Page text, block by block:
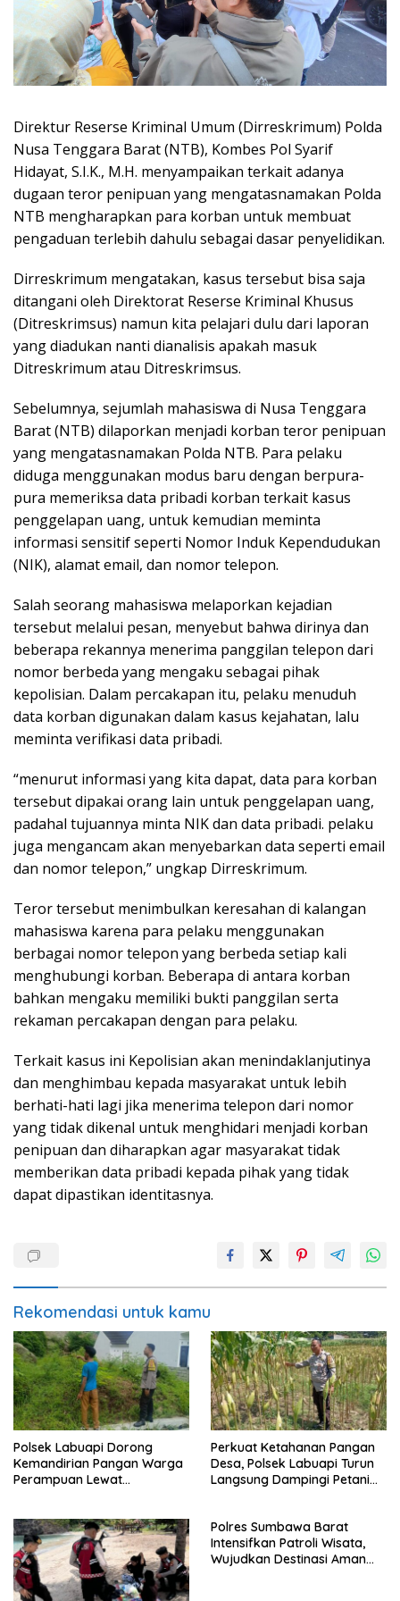
Direktur Reserse Kriminal Umum (Dirreskrimum) Polda
Nusa Tenggara Barat (NTB), Kombes Pol Syarif
Hidayat, S.I.K., M.H. menyampaikan terkait adanya
dugaan teror penipuan yang mengatasnamakan Polda
NTB mengharapkan para korban untuk membuat
pengaduan terlebih dahulu sebagai dasar penyelidikan.
Dirreskrimum mengatakan, kasus tersebut bisa saja
ditangani oleh Direktorat Reserse Kriminal Khusus
(Ditreskrimsus) namun kita pelajari dulu dari laporan
yang diadukan nanti dianalisis apakah masuk
Ditreskrimum atau Ditreskrimsus.
Sebelumnya, sejumlah mahasiswa di Nusa Tenggara
Barat (NTB) dilaporkan menjadi korban teror penipuan
yang mengatasnamakan Polda NTB. Para pelaku
diduga menggunakan modus baru dengan berpura-
pura memeriksa data pribadi korban terkait kasus
penggelapan uang, untuk kemudian meminta
informasi sensitif seperti Nomor Induk Kependudukan
(NIK), alamat email, dan nomor telepon.
Salah seorang mahasiswa melaporkan kejadian
tersebut melalui pesan, menyebut bahwa dirinya dan
beberapa rekannya menerima panggilan telepon dari
nomor berbeda yang mengaku sebagai pihak
kepolisian. Dalam percakapan itu, pelaku menuduh
data korban digunakan dalam kasus kejahatan, lalu
meminta verifikasi data pribadi.
“menurut informasi yang kita dapat, data para korban
tersebut dipakai orang lain untuk penggelapan uang,
padahal tujuannya minta NIK dan data pribadi. pelaku
juga mengancam akan menyebarkan data seperti email
dan nomor telepon,” ungkap Dirreskrimum.
Teror tersebut menimbulkan keresahan di kalangan
mahasiswa karena para pelaku menggunakan
berbagai nomor telepon yang berbeda setiap kali
menghubungi korban. Beberapa di antara korban
bahkan mengaku memiliki bukti panggilan serta
rekaman percakapan dengan para pelaku.
Terkait kasus ini Kepolisian akan menindaklanjutinya
dan menghimbau kepada masyarakat untuk lebih
berhati-hati lagi jika menerima telepon dari nomor
yang tidak dikenal untuk menghidari menjadi korban
penipuan dan diharapkan agar masyarakat tidak
memberikan data pribadi kepada pihak yang tidak
dapat dipastikan identitasnya.
Rekomendasi untuk kamu
Polsek Labuapi Dorong
Kemandirian Pangan Warga
Perampuan Lewat
Perkuat Ketahanan Pangan
Desa, Polsek Labuapi Turun
Langsung Dampingi Petani
Polres Sumbawa Barat
Intensifkan Patroli Wisata,
Wujudkan Destinasi Aman